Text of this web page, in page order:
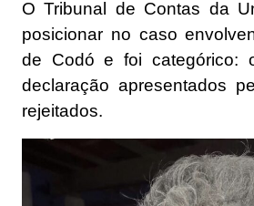
O Tribunal de Contas da
posicionar no caso
de Codó e foi categórico:
declaração apresentados
rejeitados.